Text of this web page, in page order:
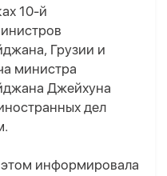
10-й
Грузии и
министра
Джейхуна
дел
информировала